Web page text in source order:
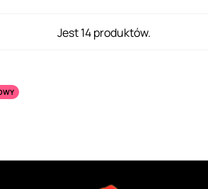
Jest 14 produktów.